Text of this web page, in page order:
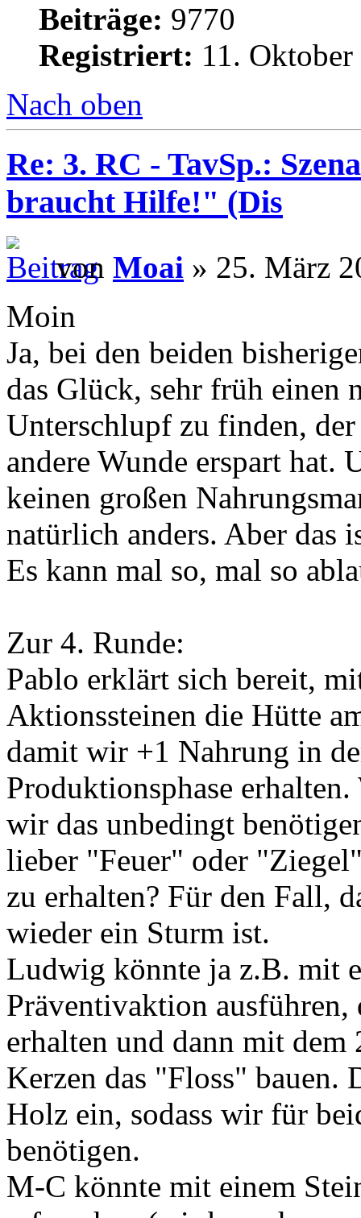
Beiträge: 9770
Registriert: 11.
Nach oben
Re: 3. RC - TavSp.:
braucht Hilfe!" (Dis
von Moai » 25. März
Moin
Ja, bei den beiden
das Glück, sehr früh einen
Unterschlupf zu finden,
andere Wunde erspart hat.
keinen großen
natürlich anders. Aber das
Es kann mal so, mal so
Zur 4. Runde:
Pablo erklärt sich bereit,
Aktionssteinen die Hütte
damit wir +1 Nahrung in
Produktionsphase
wir das unbedingt
lieber "Feuer" oder
zu erhalten? Für den Fall,
wieder ein Sturm ist.
Ludwig könnte ja z.B. mit
Präventivaktion ausführen,
erhalten und dann mit dem
Kerzen das "Floss" bauen.
Holz ein, sodass wir für
benötigen.
M-C könnte mit einem